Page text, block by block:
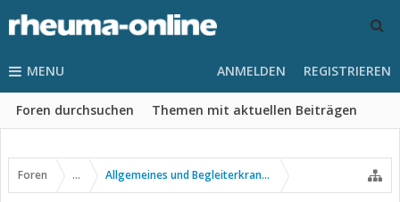
MENU
Foren durchsuchen Themen mit aktuellen Beiträgen
ANMELDEN REGISTRIEREN
Foren ... Allgemeines und Begleiterkrankungen